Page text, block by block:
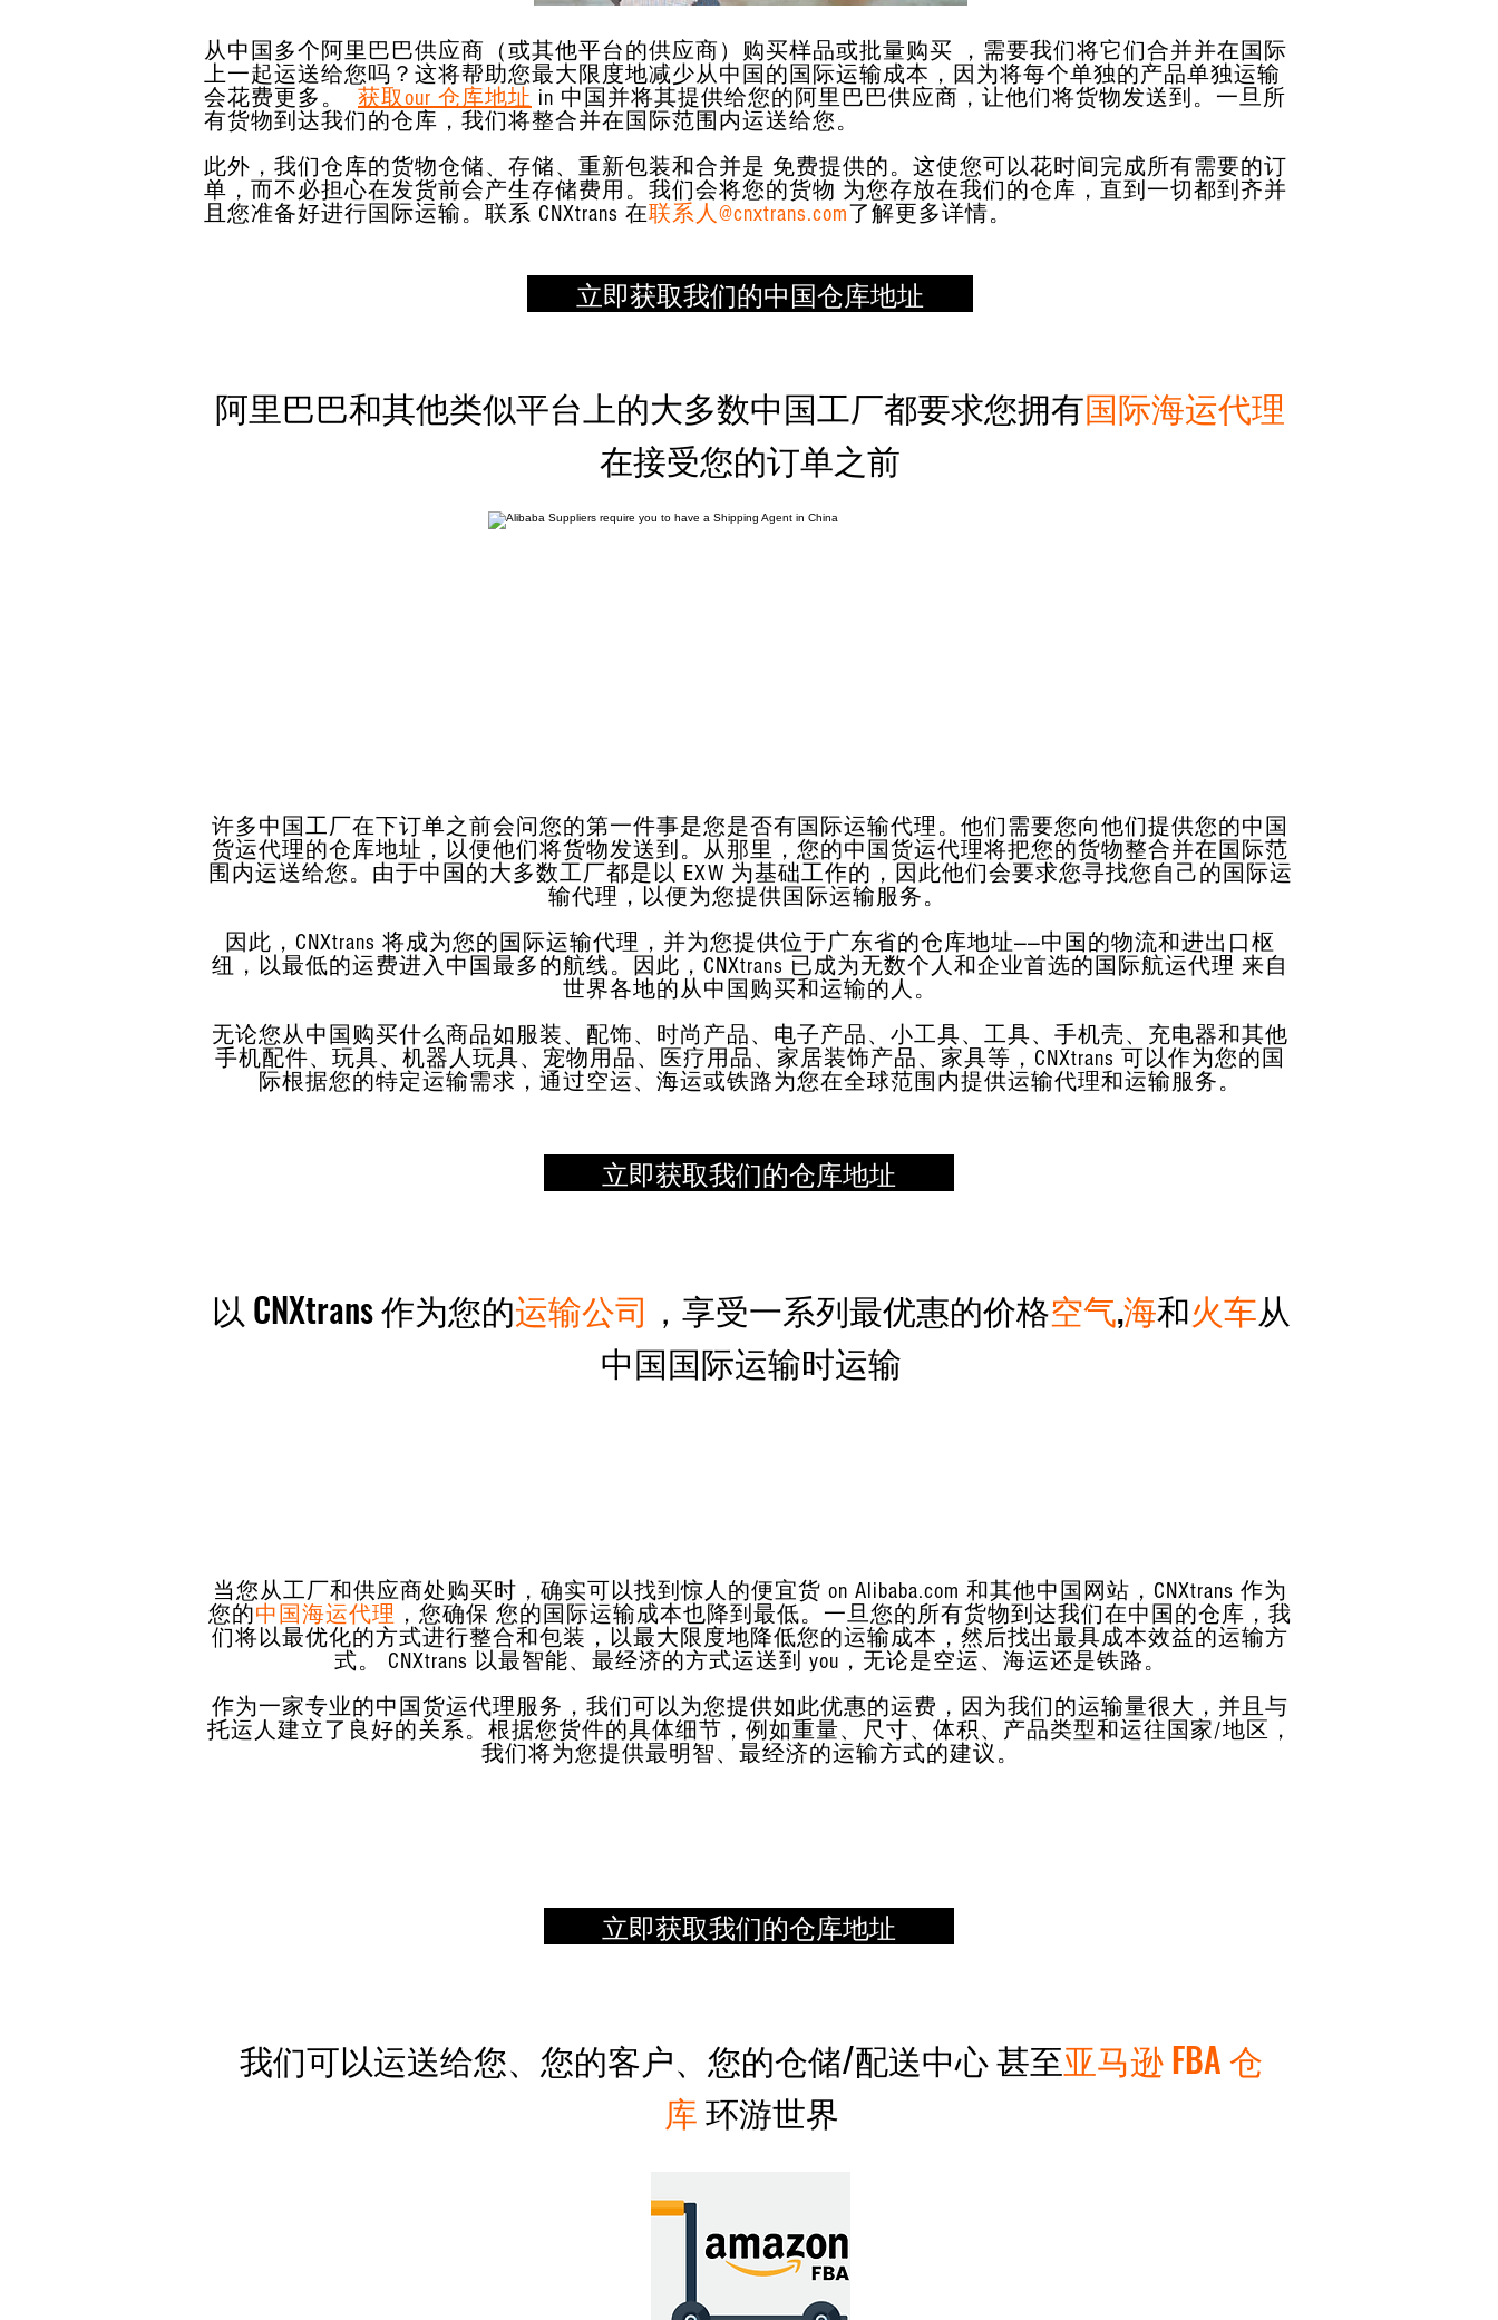
从中国多个阿里巴巴供应商（或其他平台的供应商）购买样品或批量购买 ，需要我们将它们合并并在国际
上一起运送给您吗？这将帮助您最大限度地减少从中国的国际运输成本，因为将每个单独的产品单独运输
会花费更多。 获取our 仓库地址 in 中国并将其提供给您的阿里巴巴供应商，让他们将货物发送到。一旦所
有货物到达我们的仓库，我们将整合并在国际范围内运送给您。
此外，我们仓库的货物仓储、存储、重新包装和合并是 免费提供的。这使您可以花时间完成所有需要的订
单，而不必担心在发货前会产生存储费用。我们会将您的货物 为您存放在我们的仓库，直到一切都到齐并
且您准备好进行国际运输。联系 CNXtrans 在联系人@cnxtrans.com了解更多详情。
立即获取我们的中国仓库地址
立即获取我们的仓库地址
阿里巴巴和其他类似平台上的大多数中国工厂都要求您拥有国际海运代理
在接受您的订单之前
许多中国工厂在下订单之前会问您的第一件事是您是否有国际运输代理。他们需要您向他们提供您的中国
货运代理的仓库地址，以便他们将货物发送到。从那里，您的中国货运代理将把您的货物整合并在国际范
围内运送给您。由于中国的大多数工厂都是以 EXW 为基础工作的，因此他们会要求您寻找您自己的国际运
输代理，以便为您提供国际运输服务。
因此，CNXtrans 将成为您的国际运输代理，并为您提供位于广东省的仓库地址——中国的物流和进出口枢
纽，以最低的运费进入中国最多的航线。因此，CNXtrans 已成为无数个人和企业首选的国际航运代理 来自
世界各地的从中国购买和运输的人。
无论您从中国购买什么商品如服装、配饰、时尚产品、电子产品、小工具、工具、手机壳、充电器和其他
手机配件、玩具、机器人玩具、宠物用品、医疗用品、家居装饰产品、家具等，CNXtrans 可以作为您的国
际根据您的特定运输需求，通过空运、海运或铁路为您在全球范围内提供运输代理和运输服务。
立即获取我们的仓库地址
以 CNXtrans 作为您的运输公司 ，享受一系列最优惠的价格空气,海和火车从
中国国际运输时运输
当您从工厂和供应商处购买时，确实可以找到惊人的便宜货 on Alibaba.com 和其他中国网站，CNXtrans 作为
您的中国海运代理 ，您确保 您的国际运输成本也降到最低。一旦您的所有货物到达我们在中国的仓库，我
们将以最优化的方式进行整合和包装，以最大限度地降低您的运输成本，然后找出最具成本效益的运输方
式。 CNXtrans 以最智能、最经济的方式运送到 you，无论是空运、海运还是铁路。
作为一家专业的中国货运代理服务，我们可以为您提供如此优惠的运费，因为我们的运输量很大，并且与
托运人建立了良好的关系。根据您货件的具体细节，例如重量、尺寸、体积、产品类型和运往国家/地区，
我们将为您提供最明智、最经济的运输方式的建议。
我们可以运送给您、您的客户、您的仓储/配送中心 甚至亚马逊 FBA 仓
库环游世界